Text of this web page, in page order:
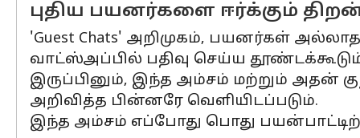
புதிய பயனர்களை ஈர்க்கும்
'Guest Chats' அறிமுகம், பயனர்கள்
வாட்ஸ்அப்பில் பதிவு செய்ய
இருப்பினும், இந்த அம்சம் மற்றும் அதன்
அறிவித்த பின்னரே வெளியிடப்படும்.
இந்த அம்சம் எப்போது பொது